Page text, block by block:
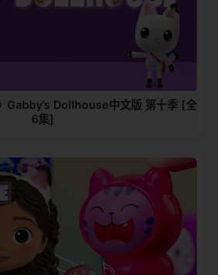
Gabby’s Dollhouse中文版 第十季 [全
6集]